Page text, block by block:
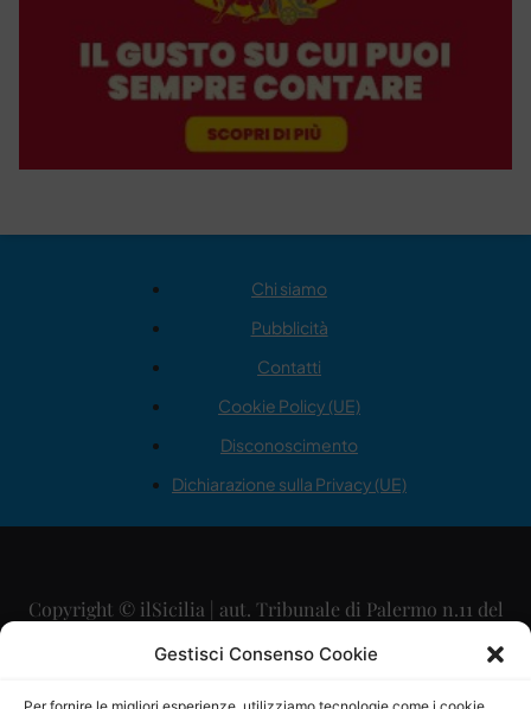
Gestisci Consenso Cookie
Chi siamo
Pubblicità
Contatti
Cookie Policy (UE)
Disconoscimento
Dichiarazione sulla Privacy (UE)
Copyright © ilSicilia | aut. Tribunale di Palermo n.11 del
29/09/2015